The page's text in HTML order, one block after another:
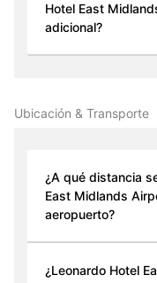
Hotel East
adicional?
Ubicación & Transporte
¿A qué distancia
East Midlands
aeropuerto?
¿Leonardo Hotel